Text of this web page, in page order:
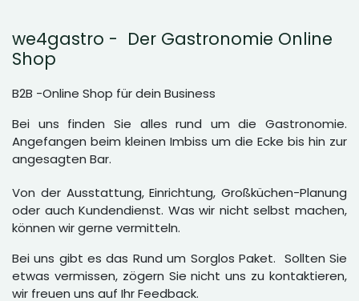
we4gastro - Der Gastronomie Online
Shop
B2B -Online Shop für dein Business
Bei uns finden Sie alles rund um die Gastronomie.
Angefangen beim kleinen Imbiss um die Ecke bis hin zur
angesagten Bar.
Von der Ausstattung, Einrichtung, Großküchen-Planung
oder auch Kundendienst. Was wir nicht selbst machen,
können wir gerne vermitteln.
Bei uns gibt es das Rund um Sorglos Paket. Sollten Sie
etwas vermissen, zögern Sie nicht uns zu kontaktieren,
wir freuen uns auf Ihr Feedback.